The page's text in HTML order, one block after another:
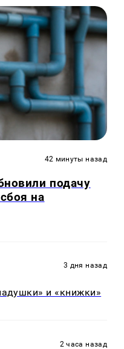
42 минуты назад
подачу
на
3 дня назад
и «книжки»
2 часа назад